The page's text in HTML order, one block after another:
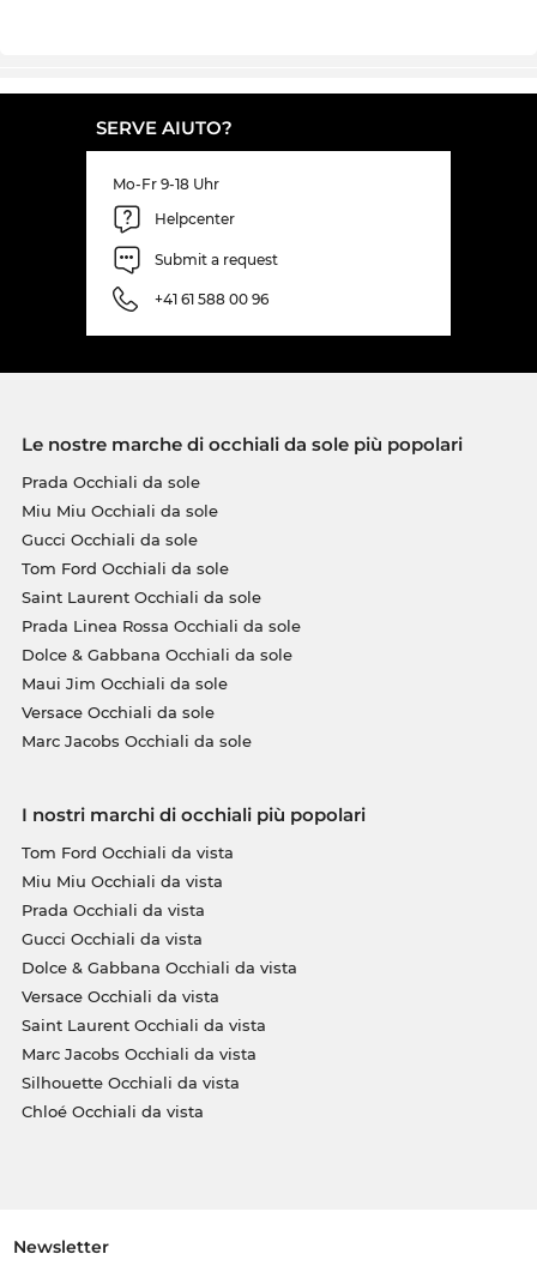
SERVE AIUTO?
Mo-Fr 9-18 Uhr
Helpcenter
Submit a request
+41 61 588 00 96
Le nostre marche di occhiali da sole più popolari
Prada Occhiali da sole
Miu Miu Occhiali da sole
Gucci Occhiali da sole
Tom Ford Occhiali da sole
Saint Laurent Occhiali da sole
Prada Linea Rossa Occhiali da sole
Dolce & Gabbana Occhiali da sole
Maui Jim Occhiali da sole
Versace Occhiali da sole
Marc Jacobs Occhiali da sole
I nostri marchi di occhiali più popolari
Tom Ford Occhiali da vista
Miu Miu Occhiali da vista
Prada Occhiali da vista
Gucci Occhiali da vista
Dolce & Gabbana Occhiali da vista
Versace Occhiali da vista
Saint Laurent Occhiali da vista
Marc Jacobs Occhiali da vista
Silhouette Occhiali da vista
Chloé Occhiali da vista
Newsletter